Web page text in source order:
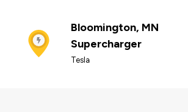
Bloomington, MN
Supercharger
Tesla